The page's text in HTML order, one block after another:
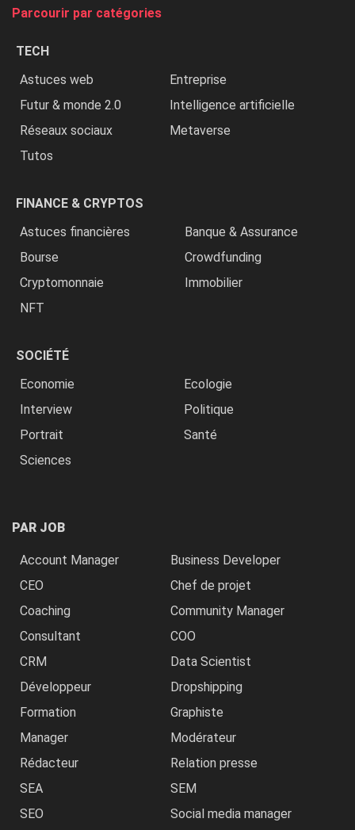
Parcourir par catégories
TECH
Astuces web
Entreprise
Futur & monde 2.0
Intelligence artificielle
Réseaux sociaux
Metaverse
Tutos
FINANCE & CRYPTOS
Astuces financières
Banque & Assurance
Bourse
Crowdfunding
Cryptomonnaie
Immobilier
NFT
SOCIÉTÉ
Economie
Ecologie
Interview
Politique
Portrait
Santé
Sciences
PAR JOB
Account Manager
Business Developer
CEO
Chef de projet
Coaching
Community Manager
Consultant
COO
CRM
Data Scientist
Développeur
Dropshipping
Formation
Graphiste
Manager
Modérateur
Rédacteur
Relation presse
SEA
SEM
SEO
Social media manager